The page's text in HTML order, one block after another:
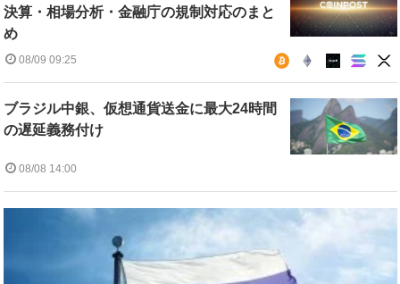
決算・相場分析・金融庁の規制対応のまと
め
08/09 09:25
ブラジル中銀、仮想通貨送金に最大24時間
の遅延義務付け
08/08 14:00